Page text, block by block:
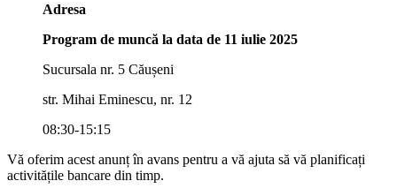
Adresa
Program de muncă la data de 11 iulie 2025
Sucursala nr. 5 Căușeni
str. Mihai Eminescu, nr. 12
08:30-15:15
Vă oferim acest anunț în avans pentru a vă ajuta să vă planificați
activitățile bancare din timp.